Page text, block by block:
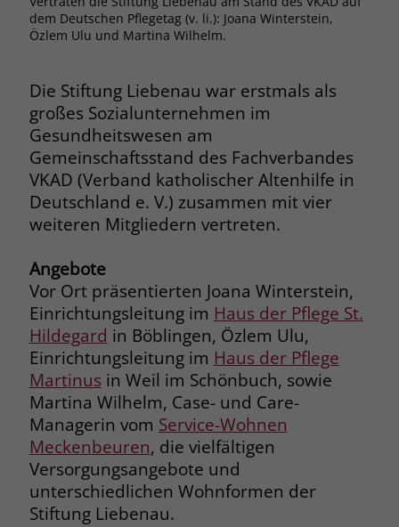
dem Deutschen Pflegetag (v. li.): Joana Winterstein,
Özlem Ulu und Martina Wilhelm.
Die Stiftung Liebenau war erstmals als
großes Sozialunternehmen im
Gesundheitswesen am
Gemeinschaftsstand des Fachverbandes
VKAD (Verband katholischer Altenhilfe in
Deutschland e. V.) zusammen mit vier
weiteren Mitgliedern vertreten.
Angebote
Vor Ort präsentierten Joana Winterstein,
Einrichtungsleitung im Haus der Pflege St.
Hildegard in Böblingen, Özlem Ulu,
Einrichtungsleitung im Haus der Pflege
Martinus in Weil im Schönbuch, sowie
Martina Wilhelm, Case- und Care-
Managerin vom Service-Wohnen
Meckenbeuren, die vielfältigen
Versorgungsangebote und
unterschiedlichen Wohnformen der
Stiftung Liebenau.
Name PHPSESSID
Anbieter stiftung-liebenau.de
Laufzeit Session
Zweck
Behält die Zustände des Benutzers bei
allen Seitenanfragen bei.
Name cookie_optin
Anbieter
Laufzeit 1 Monat
Zweck
Behält die Zustimmung des Benutzers
zum Cookie Opt-In
Name __cf_bm
Anbieter .fonts.net
Laufzeit 30 Minuten
Browsers und die Einstellungen
exklusiv für diese Website zu speichern.
derselben Website durchgeführt
werden, mit derselben
Benutzerkennung verknüpft werden.
Name _clsk
Anbieter www.clarity.ms
Laufzeit
Zweck
Microsoft Clarity setzt dieses Cookie,
um die Seitenaufrufe eines Benutzers
zu speichern und in einer einzigen
Sitzungsaufzeichnung
zusammenzufassen.
Name _gcl_au
Anbieter Google Ads
Laufzeit 90 Tage